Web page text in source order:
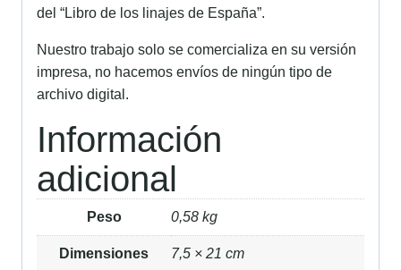
del “Libro de los linajes de España”.
Nuestro trabajo solo se comercializa en su versión
impresa, no hacemos envíos de ningún tipo de
archivo digital.
Información
adicional
Peso 0,58 kg
Dimensiones 7,5 × 21 cm